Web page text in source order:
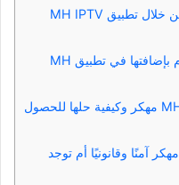
أهم القنوات التي يمكنك مشاهدتها من خلال تطبيق MH IPTV
كيف تحصل على روابط M3U وتقوم بإضافتها في تطبيق MH
المشكلات الشائعة في MH IPTV PRO مهكر وكيفية حلها للحصول
هل يعتبر استخدام MH IPTV PRO مهكر آمنًا وقانونيًا أم توجد